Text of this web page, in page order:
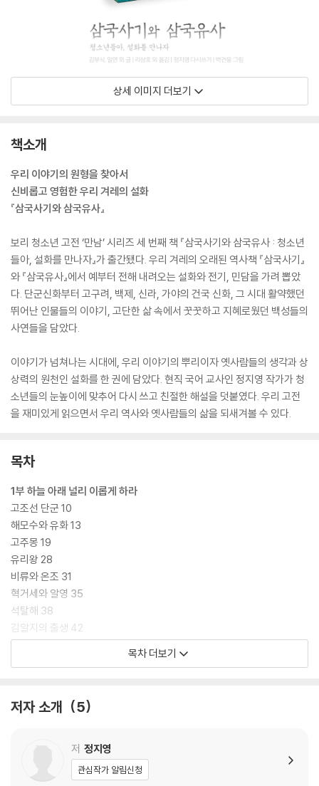
상세 이미지 더보기
책소개
우리 이야기의 원형을 찾아서
신비롭고 영험한 우리 겨레의 설화
『삼국사기와 삼국유사』
보리 청소년 고전 ‘만남’ 시리즈 세 번째 책 『삼국사기와 삼국유사 : 청소년
들아, 설화를 만나자』가 출간됐다. 우리 겨레의 오래된 역사책 『삼국사기』
와 『삼국유사』에서 예부터 전해 내려오는 설화와 전기, 민담을 가려 뽑았
다. 단군신화부터 고구려, 백제, 신라, 가야의 건국 신화, 그 시대 활약했던
뛰어난 인물들의 이야기, 고단한 삶 속에서 꿋꿋하고 지혜로웠던 백성들의
사연들을 담았다.
이야기가 넘쳐나는 시대에, 우리 이야기의 뿌리이자 옛사람들의 생각과 상
상력의 원천인 설화를 한 권에 담았다. 현직 국어 교사인 정지영 작가가 청
소년들의 눈높이에 맞추어 다시 쓰고 친절한 해설을 덧붙였다. 우리 고전
을 재미있게 읽으면서 우리 역사와 옛사람들의 삶을 되새겨볼 수 있다.
목차
1부 하늘 아래 널리 이롭게 하라
고조선 단군 10
해모수와 유화 13
고주몽 19
유리왕 28
비류와 온조 31
혁거세와 알영 35
석탈해 38
김알지의 출생 42
가락국 이야기 1 44
탐라국 전설 55
2부 백제는 둥근달 신라는 초승달
여옥과 공후인 62
목차 더보기
저자 소개 5
저 정지영
관심작가 알림신청